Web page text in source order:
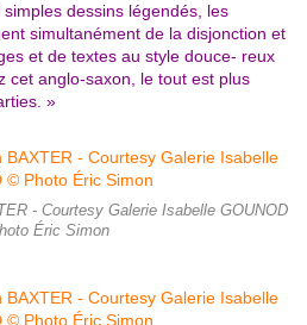
dessins légendés, les
simultanément de la disjonction et
et de textes au style douce- reux
cet anglo-saxon, le tout est plus
»
- Courtesy Galerie Isabelle GOUNOD
Éric Simon